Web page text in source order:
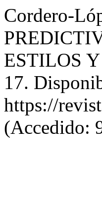
Cordero-
ESTILOS
17.
https://
(Accedido: